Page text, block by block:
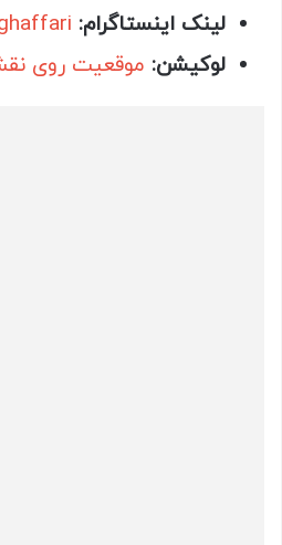
لینک اینستاگرام:
لوکیشن: موقعیت روی